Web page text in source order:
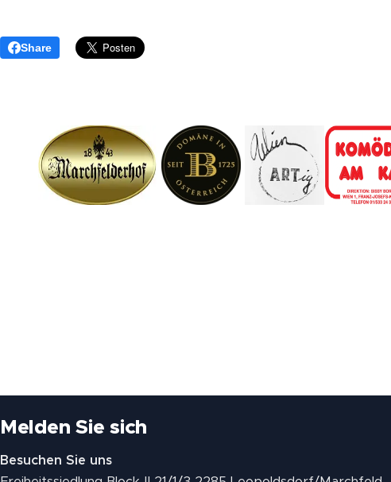
Share
Melden Sie sich
Besuchen Sie uns